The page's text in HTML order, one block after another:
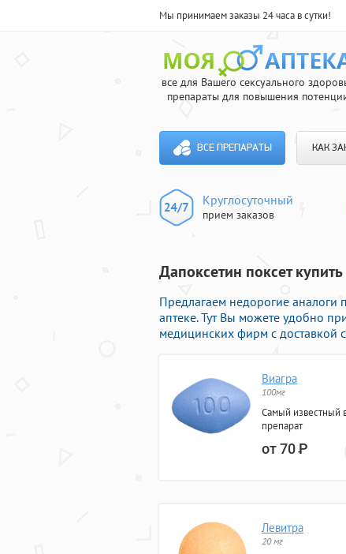
Мы принимаем заказы 24 часа в сутки!
все для Вашего сексуального
препараты для повышения
ВСЕ ПРЕПАРАТЫ КАК
Круглосуточный
прием заказов
Дапоксетин поксет
Предлагаем недорогие аналоги
аптеке. Тут Вы можете удобно
медицинских фирм с доставкой
Виагра
100мг
Самый известный
препарат
от 70Р
Левитра
20 мг